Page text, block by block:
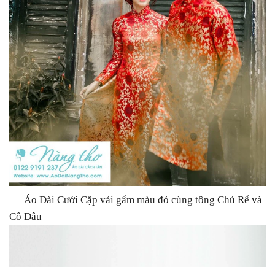
Áo Dài Cưới Cặp vải gấm màu đỏ cùng tông Chú Rể và
Cô Dâu